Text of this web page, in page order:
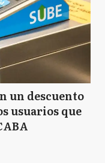
un descuento
usuarios que